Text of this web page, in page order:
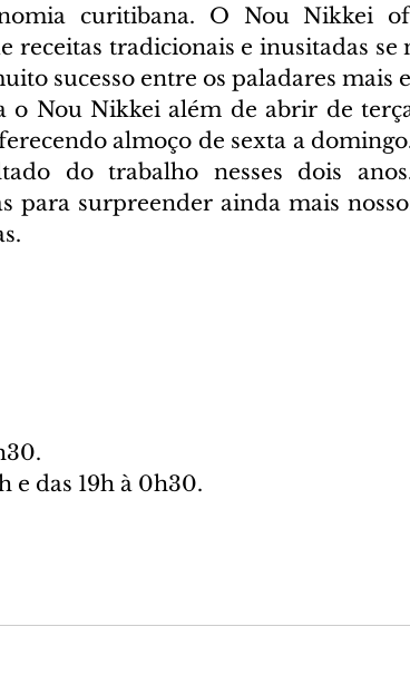
curitibana. O Nou Nikkei
receitas tradicionais e inusitadas se
sucesso entre os paladares mais
o Nou Nikkei além de abrir de
almoço de sexta a
do trabalho nesses dois
para surpreender ainda mais
e das 19h à 0h30.